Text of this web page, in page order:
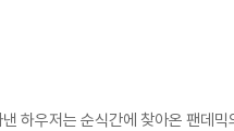
우저는 순식간에 찾아온 팬데믹